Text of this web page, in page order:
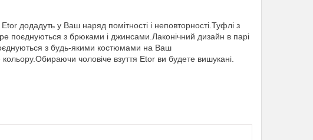
додадуть у Ваш наряд помітності і неповторності.Туфлі з
поєднуються з брюками і джинсами.Лаконічний дизайн в парі
з будь-якими костюмами на Ваш
чоловіче взуття Etor ви будете вишукані.